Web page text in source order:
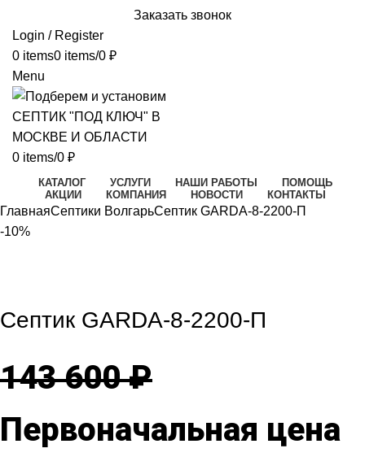
Заказать звонок
Login / Register
0 items0 items/0 ₽
Menu
0 items/0 ₽
КАТАЛОГ УСЛУГИ НАШИ РАБОТЫ
ПОМОЩЬ
АКЦИИ
КОМПАНИЯ НОВОСТИ КОНТАКТЫ
ГлавнаяСептики ВолгарьСептик GARDA-8-2200-П
-10%
Септик GARDA-8-2200-П
143 600₽
Первоначальная цена